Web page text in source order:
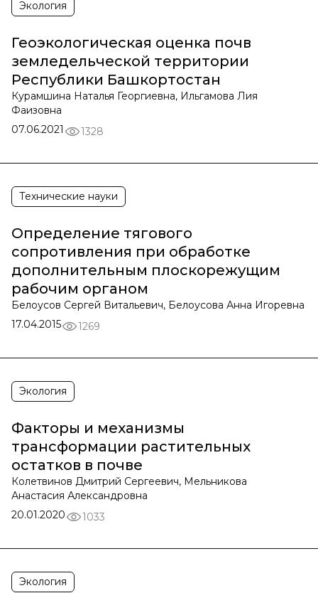
Экология
Геоэкологическая оценка почв
земледельческой территории
Республики Башкортостан
Курамшина Наталья Георгиевна, Ильгамова Лия
Фаизовна
07.06.2021
1328
Технические науки
Определение тягового
сопротивления при обработке
дополнительным плоскорежущим
рабочим органом
Белоусов Сергей Витальевич, Белоусова Анна Игоревна
17.04.2015
1269
Экология
Факторы и механизмы
трансформации растительных
остатков в почве
Колетвинов Дмитрий Сергеевич, Мельникова
Анастасия Александровна
20.01.2020
1033
Экология